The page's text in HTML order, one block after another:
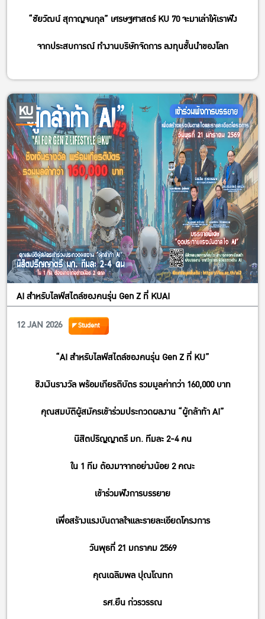
“ชัยวัฒน์ สุกาญจนกุล” เศรษฐศาสตร์ KU 70 จะมาเล่าให้เราฟัง
จากประสบการณ์ ทำงานบริษัทจัดการ ลงทุนชั้นนำของโลก
AI สำหรับไลฟ์สไตล์ของคนรุ่น Gen Z ที่ KUAI
12 JAN 2026
Student
“AI สำหรับไลฟ์สไตล์ของคนรุ่น Gen Z ที่ KU”
ชิงเงินรางวัล พร้อมเกียรติบัตร รวมมูลค่ากว่า 160,000 บาท
คุณสมบัติผู้สมัครเข้าร่วมประกวดผลงาน “ผู้กล้าท้า AI”
นิสิตปริญญาตรี มก. ทีมละ 2-4 คน
ใน 1 ทีม ต้องมาจากอย่างน้อย 2 คณะ
เข้าร่วมฟังการบรรยาย
เพื่อสร้างแรงบันดาลใจและรายละเอียดโครงการ
วันพุธที่ 21 มกราคม 2569
คุณเฉลิมพล ปุณโณทก
รศ.ยืน ก่วรวรรณ